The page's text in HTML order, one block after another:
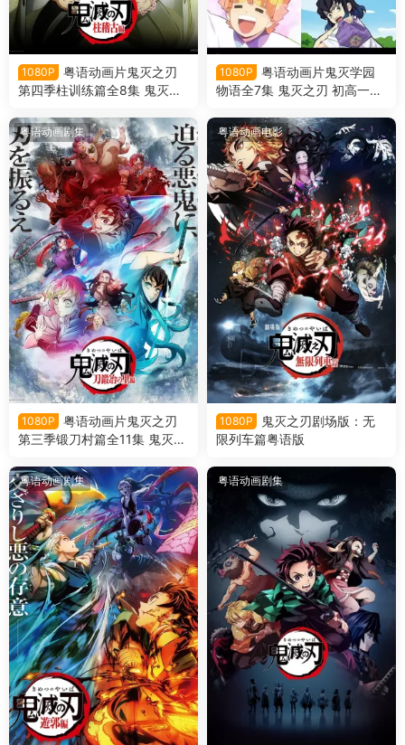
1080P
粤语动画片鬼灭之刃
第四季柱训练篇全8集 鬼灭之
80P合成版]
1080P
粤语动画片鬼灭学园
物语全7集 鬼灭之刃 初高一
粤语动画剧集
1080P
粤语动画片鬼灭之刃
第三季锻刀村篇全11集 鬼灭之
0P合成版]
粤语动画电影
1080P
鬼灭之刃剧场版：无
限列车篇粤语版
粤语动画剧集 粤语动画剧集